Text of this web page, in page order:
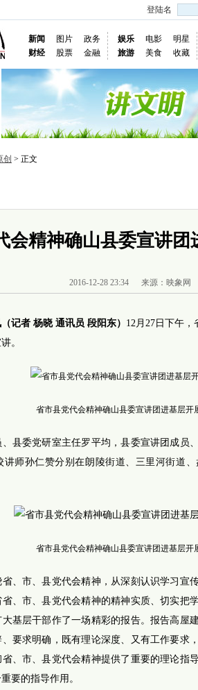
登陆名
新闻 图片
政务
财经
股票 金融
娱乐 电影
明星
旅游
美食 收藏
创 > 正文
会精神确山县委宣讲团
2016-12-28 23:34 来源：映象网
记者 杨晓 通讯员 段阳东） 12月27日下午
。
省市县党代会精神确山县委宣讲团进基层开
委党研室主任罗平均，县委宣讲团成员
讲师孙仁赞分别在朗陵街道、三里河街道
省市县党代会精神确山县委宣讲团进基层开
市、县党代会精神，从深刻认识学习宣
、市、县党代会精神的精神实质、切实把
基层干部作了一场精彩的报告。报告高屋
要求明确，既有理论深度、又有工作要求
、市、县党代会精神提供了重要的理论指
要的指导作用。